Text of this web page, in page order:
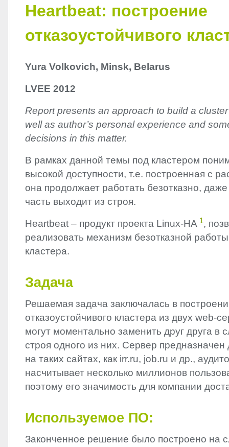
Heartbeat: построение
отказоустойчивого
Yura Volkovich, Minsk, Belarus
LVEE 2012
Report presents an approach to build a
well as author’s personal experience and
decisions in this matter.
В рамках данной темы под кластером
высокой доступности, т.е. построенная с
она продолжает работать безотказно,
часть выходит из строя.
Heartbeat – продукт проекта Linux-HA 1,
реализовать механизм безотказной
кластера.
Задача
Решаемая задача заключалась в
отказоустойчивого кластера из двух web-
могут моментально заменить друг друга в
строя одного из них. Сервер предназначен
на таких сайтах, как irr.ru, job.ru и др.,
насчитывает несколько миллионов
поэтому его значимость для компании
Используемое ПО:
Законченное решение было построено на